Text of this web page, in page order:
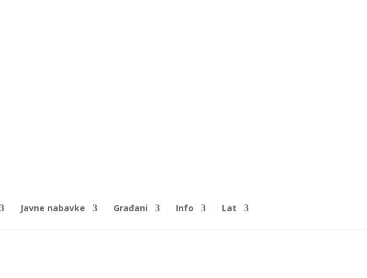
Javne nabavke Građani Info Lat